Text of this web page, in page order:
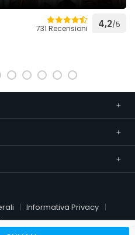
731 Recensioni 4,2/5
Informativa Privacy